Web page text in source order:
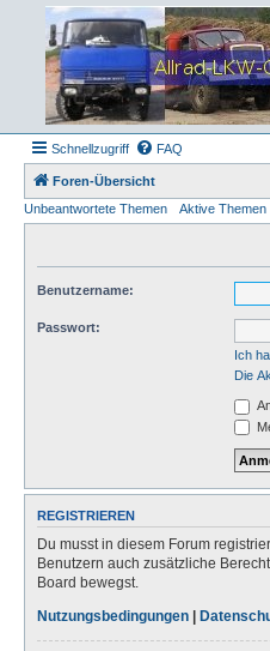
Schnellzugriff FAQ
Foren-Übersicht
Unbeantwortete Themen
Aktive Themen
Benutzername:
Passwort:
Ich
Die
REGISTRIEREN
Du musst in diesem Forum
Benutzern auch zusätzliche
Board bewegst.
Nutzungsbedingungen |